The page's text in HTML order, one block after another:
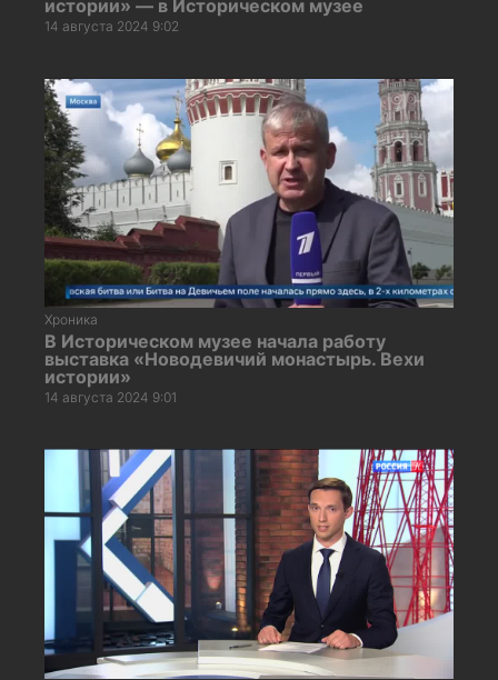
истории» — в Историческом музее
14 августа 2024 9:02
Хроника
В Историческом музее начала работу
выставка «Новодевичий монастырь. Вехи
истории»
14 августа 2024 9:01